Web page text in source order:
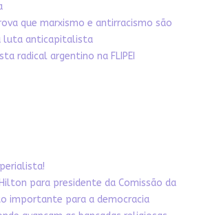
que marxismo e antirracismo são
luta anticapitalista
radical argentino na FLIPEI
para presidente da Comissão da
importante para a democracia